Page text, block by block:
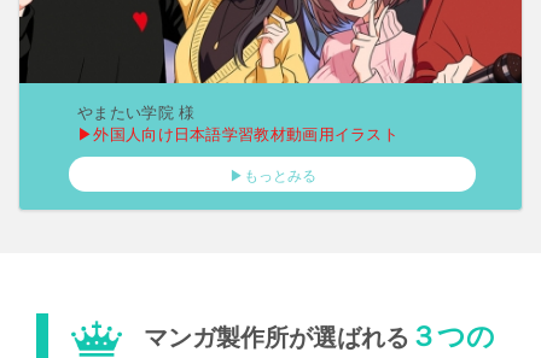
やまたい学院 様
▶外国人向け日本語学習教材動画用イラスト
▶もっとみる
マンガ製作所が選ばれる ３つの